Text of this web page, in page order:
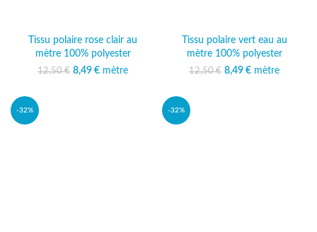
Tissu polaire rose clair au
mètre 100% polyester
12,50€ Le prix initial était :
8,49 €
Le prix
mètre
Tissu polaire vert eau au
mètre 100% polyester
12,50€ Le prix initial était :
8,49 €
Le prix
mètre
-32% -32%